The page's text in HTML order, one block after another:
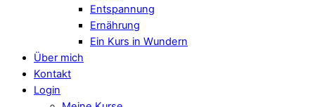
Entspannung
Ernährung
Ein Kurs in Wundern
Über mich
Kontakt
Login